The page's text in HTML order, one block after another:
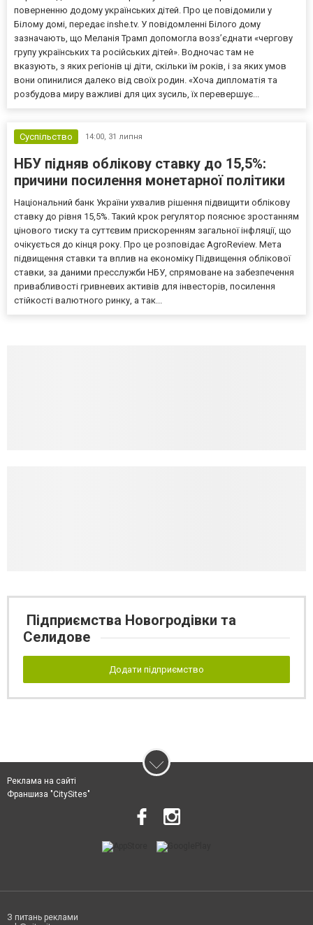
поверненню додому українських дітей. Про це повідомили у
Білому домі, передає inshe.tv. У повідомленні Білого дому
зазначають, що Меланія Трамп допомогла возз’єднати «чергову
групу українських та російських дітей». Водночас там не
вказують, з яких регіонів ці діти, скільки їм років, і за яких умов
вони опинилися далеко від своїх родин. «Хоча дипломатія та
розбудова миру важливі для цих зусиль, їх перевершує...
Суспільство 14:00, 31 липня
НБУ підняв облікову ставку до 15,5%:
причини посилення монетарної політики
Національний банк України ухвалив рішення підвищити облікову
ставку до рівня 15,5%. Такий крок регулятор пояснює зростанням
цінового тиску та суттєвим прискоренням загальної інфляції, що
очікується до кінця року. Про це розповідає AgroReview. Мета
підвищення ставки та вплив на економіку Підвищення облікової
ставки, за даними пресслужби НБУ, спрямоване на забезпечення
привабливості гривневих активів для інвесторів, посилення
стійкості валютного ринку, а так...
Підприємства Новогродівки та
Селидове
Додати підприємство
Реклама на сайті
Франшиза "CitySites"
З питань реклами